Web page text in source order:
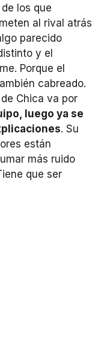
los que
al rival atrás
parecido
y el
Porque el
cabreado.
Chica va por
luego ya se
. Su
están
más ruido
que ser